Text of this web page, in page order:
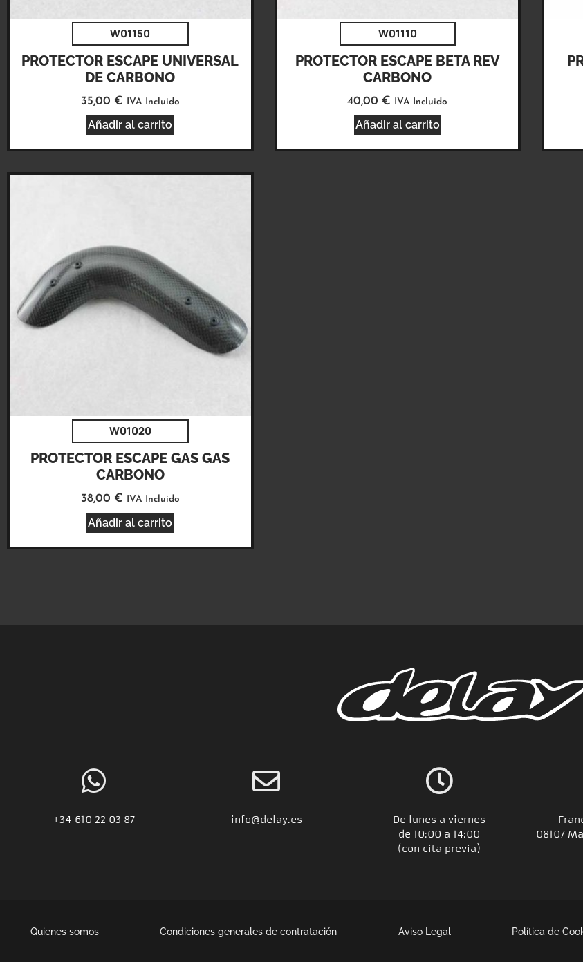
W01150
PROTECTOR ESCAPE UNIVERSAL
DE CARBONO
35,00 € IVA Incluido
Añadir al carrito
W01110
PROTECTOR ESCAPE BETA REV
CARBONO
40,00 € IVA Incluido
Añadir al carrito
W01020
PROTECTOR ESCAPE GAS GAS
CARBONO
38,00 € IVA Incluido
Añadir al carrito
+34 610 22 03 87 info@delay.es
De lunes a viernes
de 10:00 a 14:00
(con cita previa)
08107
Quienes somos Condiciones generales de contratación Aviso Legal Política de